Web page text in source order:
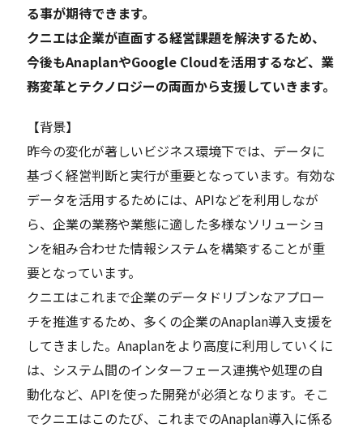
る事が期待できます。
クニエは企業が直面する経営課題を解決するため、
今後もAnaplanやGoogle Cloudを活用するなど、業
務変革とテクノロジーの両面から支援していきます。
【背景】
昨今の変化が著しいビジネス環境下では、データに
基づく経営判断と実行が重要となっています。有効な
データを活用するためには、APIなどを利用しなが
ら、企業の業務や業態に適した多様なソリューショ
ンを組み合わせた情報システムを構築することが重
要となっています。
クニエはこれまで企業のデータドリブンなアプロー
チを推進するため、多くの企業のAnaplan導入支援を
してきました。Anaplanをより高度に利用していくに
は、システム間のインターフェース連携や処理の自
動化など、APIを使った開発が必須となります。そこ
でクニエはこのたび、これまでのAnaplan導入に係る